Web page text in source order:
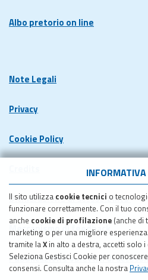
INFORMATIVA
Il sito utilizza cookie tecnici o
funzionare correttamente. Con il tuo
anche cookie di profilazione (anche di
marketing o per una migliore
tramite laX in alto a destra, accetti solo
Seleziona Gestisci Cookie per
consensi. Consulta anche la nostra
Albo pretorio on line
Note Legali
Privacy
Cookie Policy
Dichiarazione di accessibilita'
Meccanismo di feedback
Pubblicazione obiettivi di